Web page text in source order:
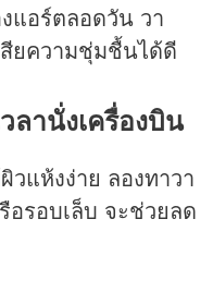
แอร์ตลอดวัน วา
ยความชุ่มชื้นได้ดี
ลานั่งเครื่องบิน
แห้งง่าย ลองทาวา
รอบเล็บ จะช่วยลด